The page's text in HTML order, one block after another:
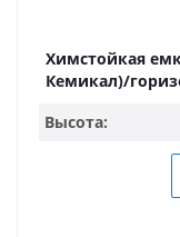
Химстойкая
Кемикал)/
Высота: